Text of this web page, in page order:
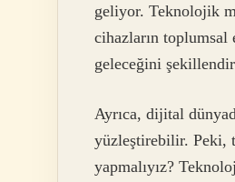
geliyor. Teknolojik
cihazların toplumsal
geleceğini
Ayrıca, dijital
yüzleştirebilir. Peki,
yapmalıyız?